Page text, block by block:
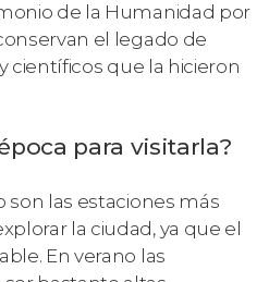
de la Humanidad por
el legado de
científicos que la hicieron
para visitarla?
son las estaciones más
la ciudad, ya que el
En verano las